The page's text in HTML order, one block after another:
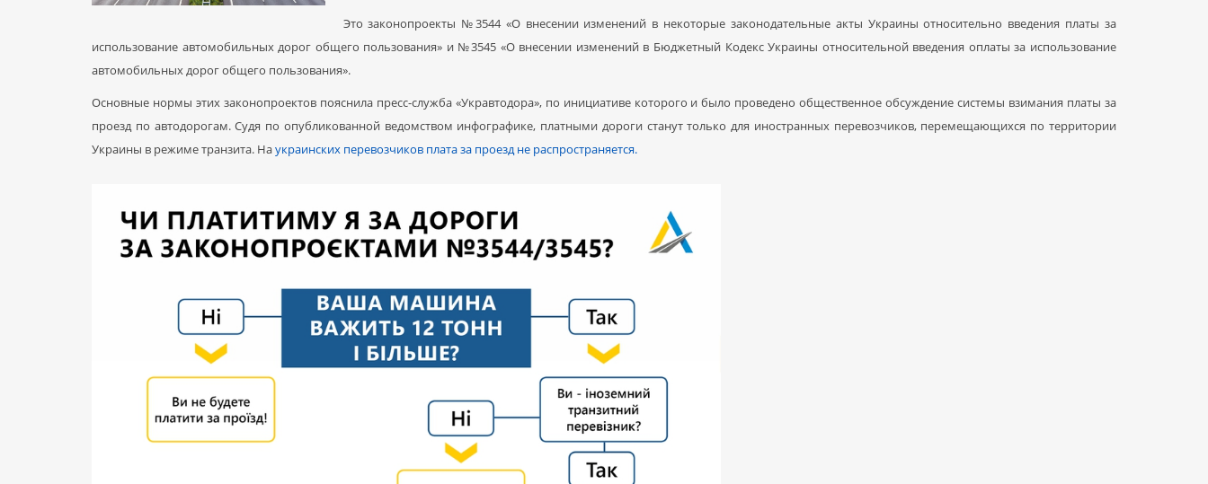
Это законопроекты №3544 «О внесении изменений в некоторые законодательные акты Украины относительно введения платы за
использование автомобильных дорог общего пользования» и №3545 «О внесении изменений в Бюджетный Кодекс Украины относительной введения оплаты за использование
автомобильных дорог общего пользования».
Основные нормы этих законопроектов пояснила пресс-служба «Укравтодора», по инициативе которого и было проведено общественное обсуждение системы взимания платы за
проезд по автодорогам. Судя по опубликованной ведомством инфографике, платными дороги станут только для иностранных перевозчиков, перемещающихся по территории
Украины в режиме транзита. Наукраинских перевозчиков плата за проезд не распространяется.